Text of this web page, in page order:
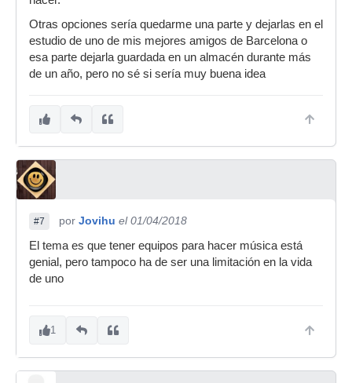
Otras opciones sería quedarme una parte y dejarlas en el
estudio de uno de mis mejores amigos de Barcelona o
esa parte dejarla guardada en un almacén durante más
de un año, pero no sé si sería muy buena idea
#7 por Jovihu el 01/04/2018
El tema es que tener equipos para hacer música está
genial, pero tampoco ha de ser una limitación en la vida
de uno
1